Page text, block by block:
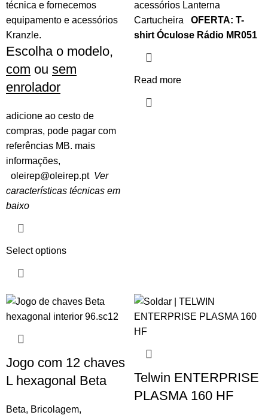
técnica e fornecemos
equipamento e acessórios
Kranzle.
Escolha o modelo,
com ou sem
enrolador
adicione ao cesto de
compras, pode pagar com
referências MB. mais
informações,
oleirep@oleirep.pt Ver
características técnicas em
baixo
Select options
acessórios Lanterna
Cartucheira OFERTA: T-
shirt Óculose Rádio MR051
Read more
Jogo com 12 chaves
L hexagonal Beta
Beta, Bricolagem,
Telwin ENTERPRISE
PLASMA 160 HF